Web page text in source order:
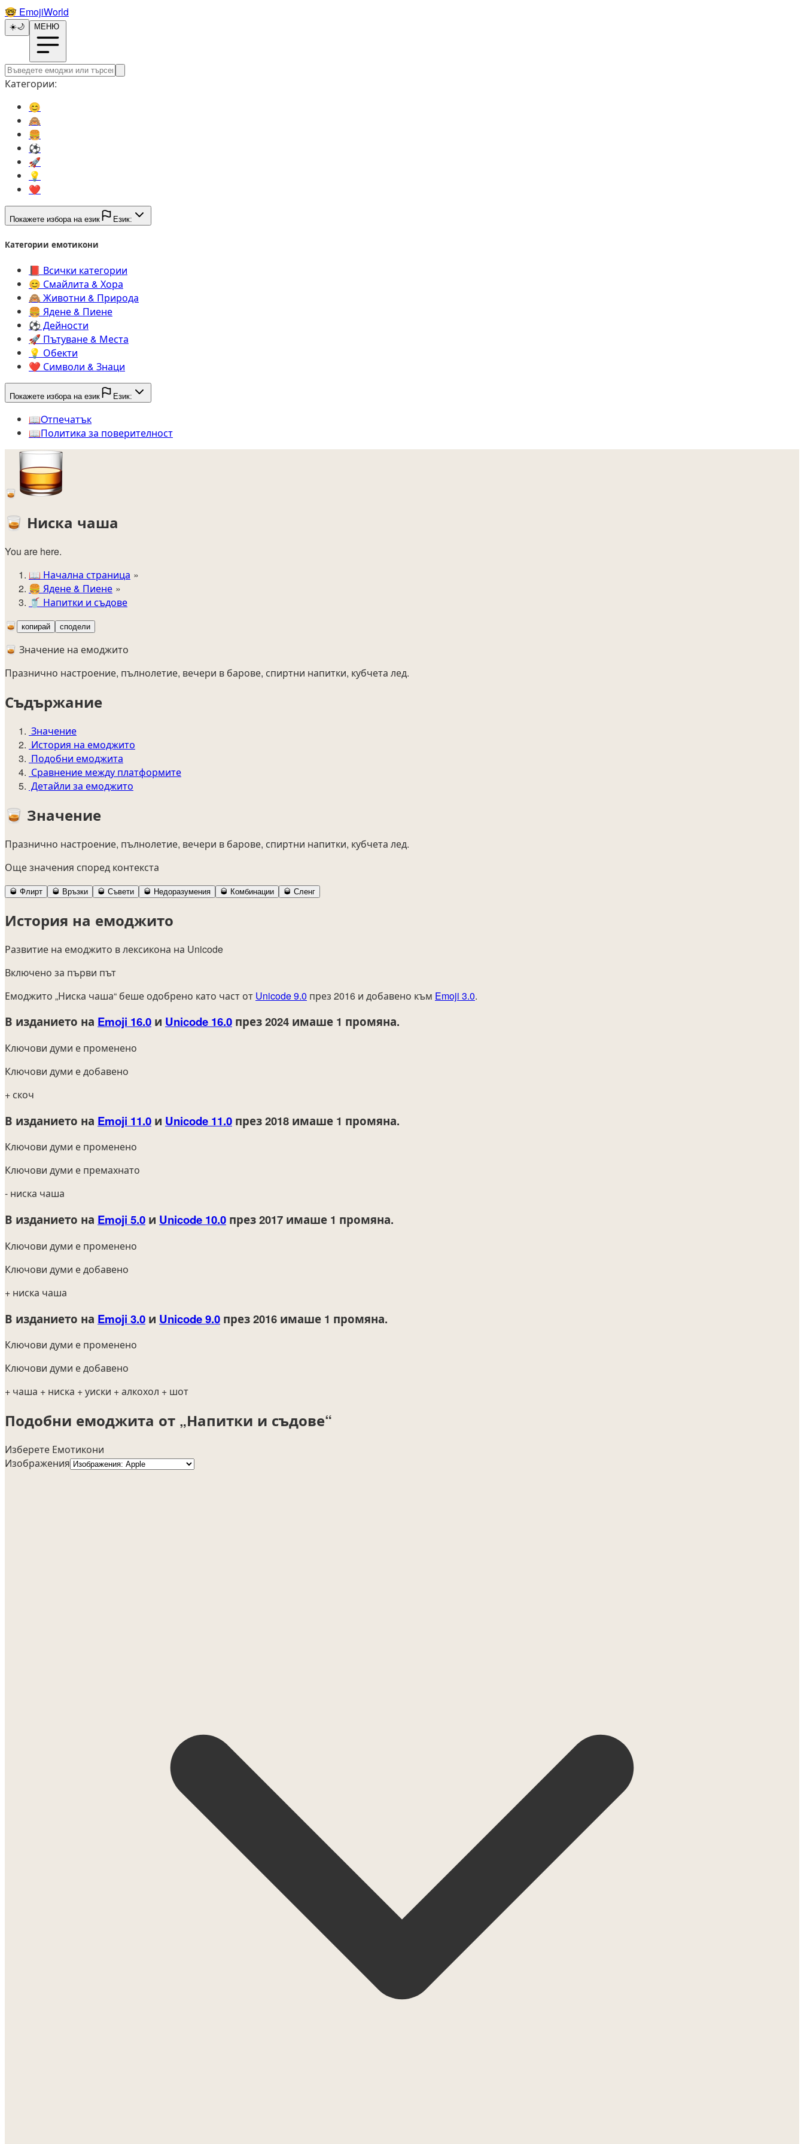
🤓️ EmojiWorld
☀️🌙 МЕНЮ
Категории:
😊️
🙈️
🍔️
⚽️
🚀️
💡️
❤️
Покажете избора на език Език:
Категории емотикони
📕️ Всички категории
😊️ Смайлита & Хора
🙈️ Животни & Природа
🍔️ Ядене & Пиене
⚽️ Дейности
🚀️ Пътуване & Места
💡️ Обекти
❤️ Символи & Знаци
Покажете избора на език Език:
📖️Oтпечатък
📖️Политика за поверителност
🥃
🥃 Ниска чаша
You are here.
📖 Начална страница
🍔️ Ядене & Пиене
🥤 Напитки и съдове
🥃
копирай сподели
🥃 Значение на емоджито
Празнично настроение, пълнолетие, вечери в барове, спиртни напитки, кубчета лед.
Съдържание
Значение
История на емоджито
Подобни емоджита
Сравнение между платформите
Детайли за емоджито
🥃 Значение
Празнично настроение, пълнолетие, вечери в барове, спиртни напитки, кубчета лед.
Още значения според контекста
🥃 Флирт 🥃 Връзки 🥃 Съвети 🥃 Недоразумения 🥃 Комбинации 🥃 Сленг
История на емоджито
Развитие на емоджито в лексикона на Unicode
Включено за първи път
Емоджито „Ниска чаша“ беше одобрено като част от Unicode 9.0 през 2016 и добавено към Emoji 3.0.
В изданието на Emoji 16.0 и Unicode 16.0 през 2024 имаше 1 промяна.
Ключови думи е променено
Ключови думи е добавено
+ скоч
В изданието на Emoji 11.0 и Unicode 11.0 през 2018 имаше 1 промяна.
Ключови думи е променено
Ключови думи е премахнато
- ниска чаша
В изданието на Emoji 5.0 и Unicode 10.0 през 2017 имаше 1 промяна.
Ключови думи е променено
Ключови думи е добавено
+ ниска чаша
В изданието на Emoji 3.0 и Unicode 9.0 през 2016 имаше 1 промяна.
Ключови думи е променено
Ключови думи е добавено
+ чаша + ниска + уиски + алкохол + шот
Подобни емоджита от „Напитки и съдове“
Изберете Емотикони
Изображения